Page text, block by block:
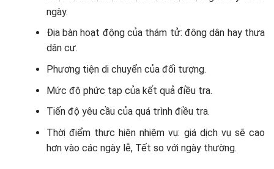
ngày.
Địa bàn hoạt động của thám tử: đông dân hay thưa
dân cư.
Phương tiện di chuyển của đối tượng.
Mức độ phức tạp của kết quả điều tra.
Tiến độ yêu cầu của quá trình điều tra.
Thời điểm thực hiện nhiệm vụ: giá dịch vụ sẽ cao
hơn vào các ngày lễ, Tết so với ngày thường.